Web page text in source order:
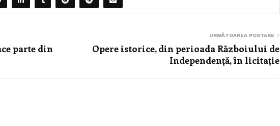
parte din
URMĂTOAREA POSTARE
Opere istorice, din perioada Războiului de
Independență, în licitație